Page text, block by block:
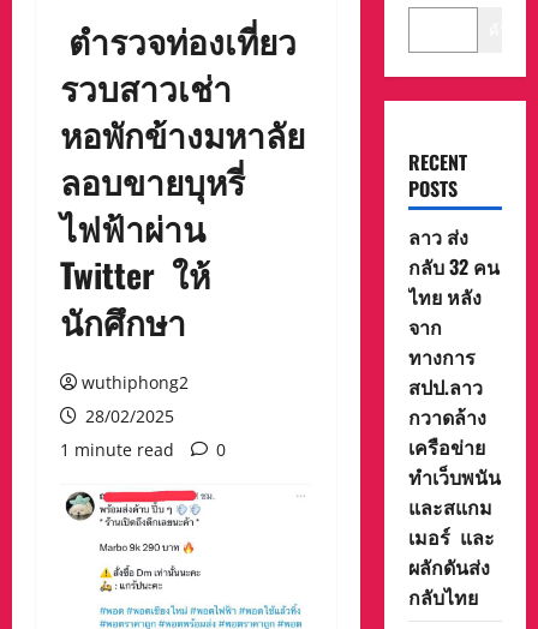
ตำรวจท่องเที่ยว
รวบสาวเช่า
หอพักข้างมหาลัย
ลอบขายบุหรี่
ไฟฟ้าผ่าน
Twitter ให้
นักศึกษา
wuthiphong2
28/02/2025
1 minute read
0
RECENT
POSTS
ลาว ส่ง
กลับ 32 คน
ไทย หลัง
จาก
ทางการ
สปป.ลาว
กวาดล้าง
เครือข่าย
ทำเว็บพนัน
และสแกม
เมอร์ และ
ผลักดันส่ง
กลับไทย